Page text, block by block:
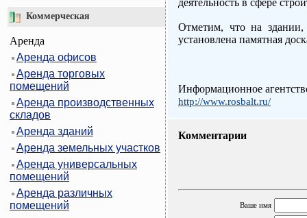
Коммерческая
Аренда
Аренда офисов
Аренда торговых
помещений
Аренда производственных
складов
Аренда зданий
Аренда земельных участков
Аренда универсальных
помещений
Аренда различных
помещений
деятельность в сфере
Отметим, что на
установлена памятная
Информационное
http://www.rosbalt.ru/
Комментарии
Ваше имя